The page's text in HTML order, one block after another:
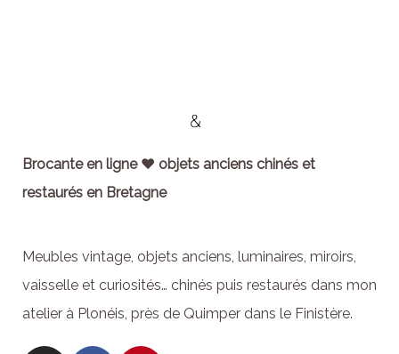
Brocante en ligne ♥ objets anciens chinés et
restaurés en Bretagne
Meubles vintage, objets anciens, luminaires, miroirs,
vaisselle et curiosités… chinés puis restaurés dans mon
atelier à Plonéis, près de Quimper dans le Finistère.